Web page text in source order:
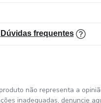
Dúvidas frequentes
não representa a
inadequadas, denuncie